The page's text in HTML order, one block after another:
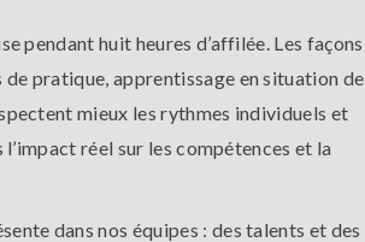
pendant huit heures d’affilée. Les façons
pratique, apprentissage en situation de
mieux les rythmes individuels et
réel sur les compétences et la
dans nos équipes : des talents et des